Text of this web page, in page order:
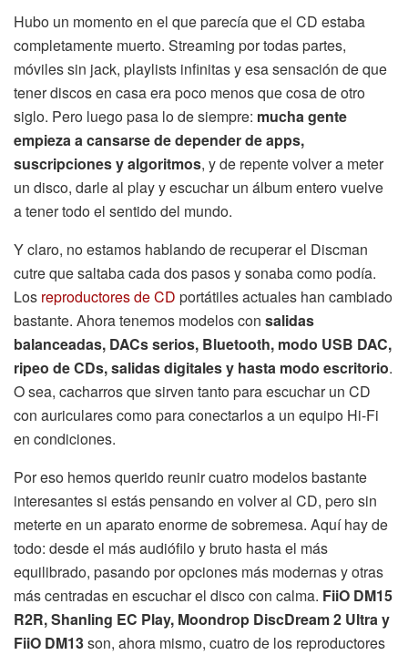
Hubo un momento en el que parecía que el CD estaba
completamente muerto. Streaming por todas partes,
móviles sin jack, playlists infinitas y esa sensación de que
tener discos en casa era poco menos que cosa de otro
siglo. Pero luego pasa lo de siempre: mucha gente
empieza a cansarse de depender de apps,
suscripciones y algoritmos, y de repente volver a meter
un disco, darle al play y escuchar un álbum entero vuelve
a tener todo el sentido del mundo.
Y claro, no estamos hablando de recuperar el Discman
cutre que saltaba cada dos pasos y sonaba como podía.
Los reproductores de CD portátiles actuales han cambiado
bastante. Ahora tenemos modelos con salidas
balanceadas, DACs serios, Bluetooth, modo USB DAC,
ripeo de CDs, salidas digitales y hasta modo escritorio.
O sea, cacharros que sirven tanto para escuchar un CD
con auriculares como para conectarlos a un equipo Hi-Fi
en condiciones.
Por eso hemos querido reunir cuatro modelos bastante
interesantes si estás pensando en volver al CD, pero sin
meterte en un aparato enorme de sobremesa. Aquí hay de
todo: desde el más audiófilo y bruto hasta el más
equilibrado, pasando por opciones más modernas y otras
más centradas en escuchar el disco con calma. FiiO DM15
R2R, Shanling EC Play, Moondrop DiscDream 2 Ultra y
FiiO DM13son, ahora mismo, cuatro de los reproductores